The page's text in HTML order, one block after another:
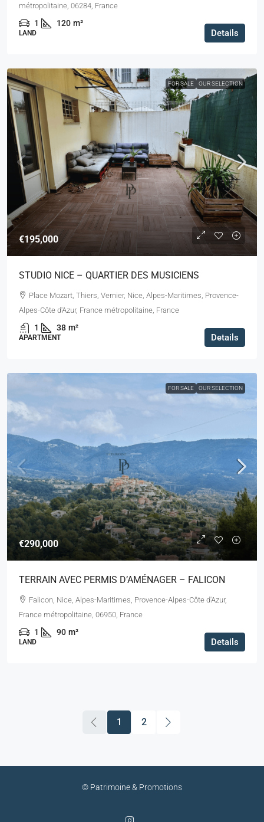
métropolitaine, 06284, France
1 120 m²
LAND Details
FOR SALE OUR SELECTION
€195,000
STUDIO NICE – QUARTIER DES MUSICIENS
Place Mozart, Thiers, Vernier, Nice, Alpes-Maritimes, Provence-
Alpes-Côte d'Azur, France métropolitaine, France
1 38 m²
APARTMENT Details
FOR SALE OUR SELECTION
€290,000
TERRAIN AVEC PERMIS D’AMÉNAGER – FALICON
Falicon, Nice, Alpes-Maritimes, Provence-Alpes-Côte d'Azur,
France métropolitaine, 06950, France
1 90 m²
LAND Details
1 2
© Patrimoine & Promotions